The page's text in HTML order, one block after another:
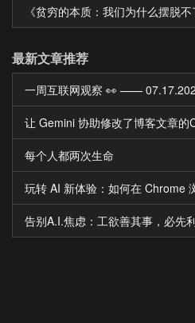
《贫穷的本质：我们为什么摆脱
最新文章推荐
一周互联网观察 👀 ——
让 Gemini 协助修改了博客文章的
每个人都两次生命
玩转 AI 新体验：如何在 Chrome
告别A.I.焦虑：工欲善其事，必先